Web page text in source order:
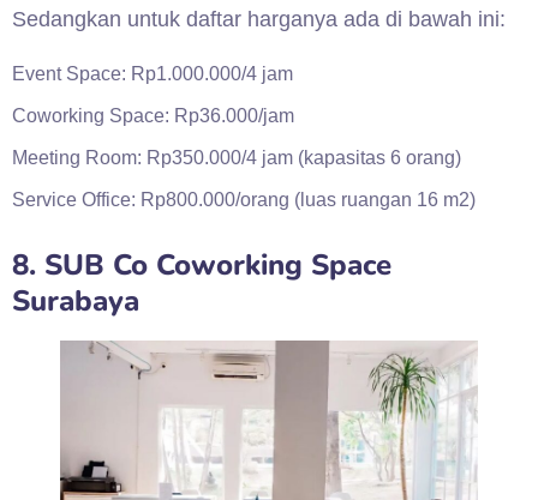
Sedangkan untuk daftar harganya ada di bawah ini:
Event Space: Rp1.000.000/4 jam
Coworking Space: Rp36.000/jam
Meeting Room: Rp350.000/4 jam (kapasitas 6 orang)
Service Office: Rp800.000/orang (luas ruangan 16 m2)
8. SUB Co Coworking Space
Surabaya